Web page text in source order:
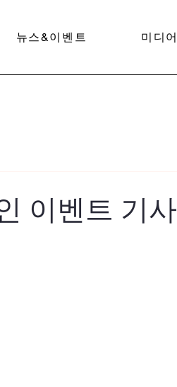
뉴스&이벤트 미디어
이벤트 기사